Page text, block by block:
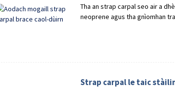
Tha an strap carpal seo air a
neoprene agus tha gnìomhan
Strap carpal le taic